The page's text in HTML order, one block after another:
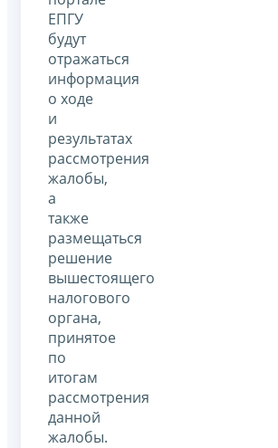
ЕПГУ
будут
отражаться
информация
о ходе
и
результатах
рассмотрения
жалобы,
а
также
размещаться
решение
вышестоящего
налогового
органа,
принятое
по
итогам
рассмотрения
данной
жалобы.